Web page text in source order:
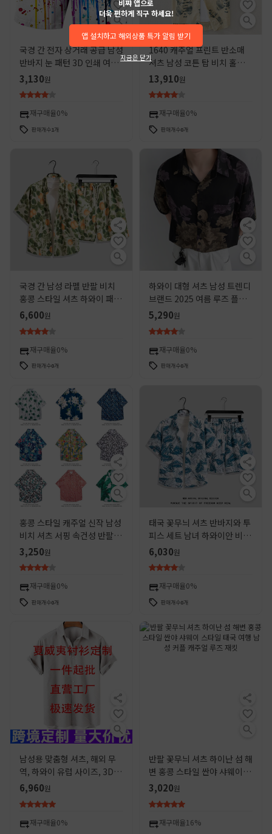
국경 간 전자 상거래 공급 남성
반바지 눈 패턴 3D 인쇄 여름
비치 바지 캐주얼 바지 머리카
락 세대
3,130원
재구매율0%
판매개수1개
1640 캐주얼 프린트 반소매
셔츠 남성 코튼 탑 비치 홀리데
이 셔츠 자켓 드롭 배송
13,910원
재구매율0%
판매개수0개
국경 간 남성 라펠 반팔 비치
홍콩 스타일 셔츠 하와이 패션
정장 휴가 꽃 셔츠 캐주얼 반바
지
6,600원
재구매율0%
판매개수0개
하와이 대형 셔츠 남성 트렌디
브랜드 2025 여름 루즈 플러
스 사이즈 뚱뚱한 남자 반팔 비
치 꽃 셔츠
5,290원
재구매율0%
판매개수0개
홍콩 스타일 캐주얼 신작 남성
비치 셔츠 서핑 속건성 반팔 해
변 하와이 루즈 프린트 셔츠
3,250원
재구매율0%
판매개수0개
태국 꽃무늬 셔츠 반바지와 투
피스 세트 남녀 하와이안 비치
속건 반팔 셔츠 커플 세트
6,030원
재구매율0%
판매개수0개
남성용 맞춤형 셔츠, 해외 무
역, 하와이 유럽 사이즈, 3D 프
린트 비치 셔츠, 다양한 색상
과 사이즈, 패셔너블한 반팔
6,960원
재구매율0%
반팔 꽃무늬 셔츠 하이난 섬 해
변 홍콩 스타일 싼야 샤웨이 스
타일 태국 여행 남성 커플 캐주
얼 루즈 재킷
3,020원
재구매율 16%
비쨔 앱으로
더욱 편하게 직구 하세요!
앱 설치하고 해외상품 특가 알림 받기
지금은 닫기